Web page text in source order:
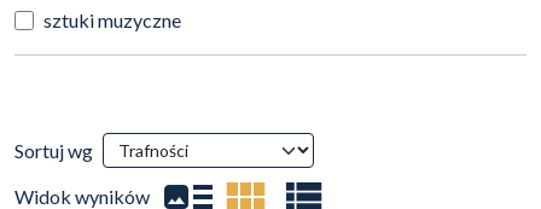
sztuki muzyczne
Wyniki wyszukiwania
Sortuj wg
(automatyczne przeładowanie treści)
Widok wyników